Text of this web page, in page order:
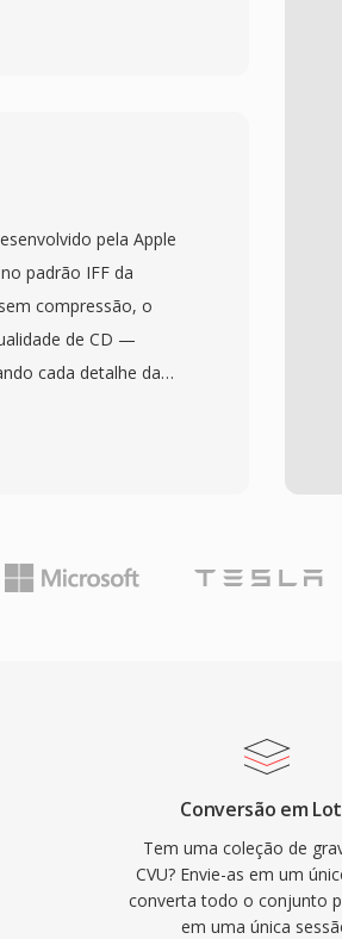
da forma de onda.
adotou a convencao
direta com
nativamente,
Assim como sua
extrema de largura
compactos para
pela Apple
padrão IFF da
compressão, o
de CD —
cada detalhe da
O formato
Uma vantagem
do MP3 ou AAC,
suporta múltiplas
de até 32 bits,
que excedem
quem prioriza
de
escolha confiável
Conversão em
Tem uma coleção de
CVU? Envie-as em um
converta todo o conjunto
em uma única